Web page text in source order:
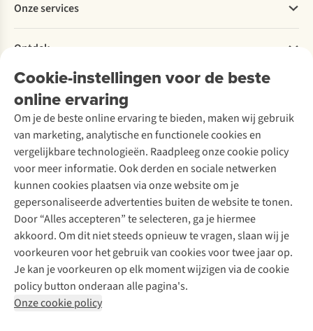
Cookie-instellingen voor de beste
online ervaring
Om je de beste online ervaring te bieden, maken wij gebruik
van marketing, analytische en functionele cookies en
vergelijkbare technologieën. Raadpleeg onze cookie policy
voor meer informatie. Ook derden en sociale netwerken
kunnen cookies plaatsen via onze website om je
gepersonaliseerde advertenties buiten de website te tonen.
Door “Alles accepteren” te selecteren, ga je hiermee
akkoord. Om dit niet steeds opnieuw te vragen, slaan wij je
voorkeuren voor het gebruik van cookies voor twee jaar op.
Je kan je voorkeuren op elk moment wijzigen via de cookie
policy button onderaan alle pagina's.
Onze cookie policy
Levering
Retourneren
Bestelling herroepen
Garantie
Contact
Explore More
Verantwoord ondernemen
Over Ayacucho
Onze winkels
Over A.S.Adventure
Toegankelijkheidsverklaring
Onze services
Ski-onderhoud
Wasservice
Schoenonderhoud
Schoenherstelling
Kledingherstelling
Retouches
Voor bedrijven
Ontdek
A.S.Magazine
Podcast
Explore Academy
Explore Camp
Gear Check
Inspiratie & advies
Meld je aan voor de nieuwsbrief
Follow us
Disclaimer Privacy Policy
Algemene voorwaarden
Cookie Policy